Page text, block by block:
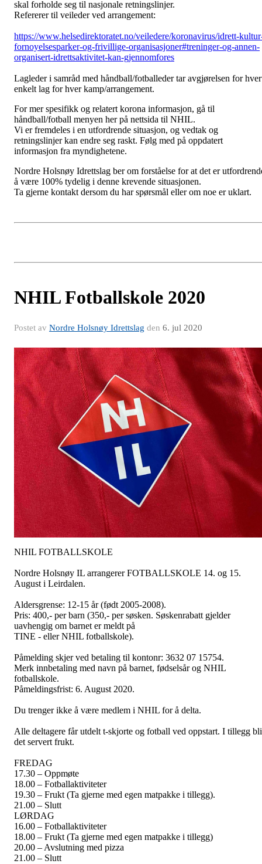
skal forholde seg til nasjonale retningslinjer.
Refererer til veileder ved arrangement:
https://www.helsedirektoratet.no/veiledere/koronavirus/idrett-
fornoyelsesparker-og-frivillige-organisasjoner#treninger-og-annen-
organisert-idrettsaktivitet-kan-gjennomfores
Lagleder i samråd med håndball/fotballeder tar avgjørelsen for
enkelt lag for hver kamp/arrangement.
For mer spesifikk og relatert korona informasjon, gå til
håndball/fotball menyen her på nettsida til NHIL.
Vi er fremdeles i en utfordrende situasjon, og vedtak og
retningslinjer kan endre seg raskt. Følg med på oppdatert
informasjon fra myndighetene.
Nordre Holsnøy Idrettslag ber om forståelse for at det er
å være 100% tydelig i denne krevende situasjonen.
Ta gjerne kontakt dersom du har spørsmål eller om noe er uklart.
NHIL Fotballskole 2020
Postet av Nordre Holsnøy Idrettslag den 6. jul 2020
NHIL FOTBALLSKOLE
Nordre Holsnøy IL arrangerer FOTBALLSKOLE 14. og 15.
August i Leirdalen.
Aldersgrense: 12-15 år (født 2005-2008).
Pris: 400,- per barn (350,- per søsken. Søskenrabatt gjelder
uavhengig om barnet er meldt på
TINE - eller NHIL fotballskole).
Påmelding skjer ved betaling til kontonr: 3632 07 15754.
Merk innbetaling med navn på barnet, fødselsår og NHIL
fotballskole.
Påmeldingsfrist: 6. August 2020.
Du trenger ikke å være medlem i NHIL for å delta.
Alle deltagere får utdelt t-skjorte og fotball ved oppstart. I tillegg
det servert frukt.
FREDAG
17.30 – Oppmøte
18.00 – Fotballaktiviteter
19.30 – Frukt (Ta gjerne med egen matpakke i tillegg).
21.00 – Slutt
LØRDAG
16.00 – Fotballaktiviteter
18.00 – Frukt (Ta gjerne med egen matpakke i tillegg)
20.00 – Avslutning med pizza
21.00 – Slutt